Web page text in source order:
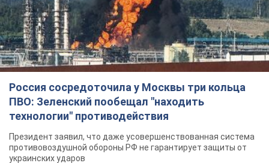
Россия сосредоточила у Москвы три кольца
ПВО: Зеленский пообещал "находить
технологии" противодействия
Президент заявил, что даже усовершенствованная система
противовоздушной обороны РФ не гарантирует защиты от
украинских ударов